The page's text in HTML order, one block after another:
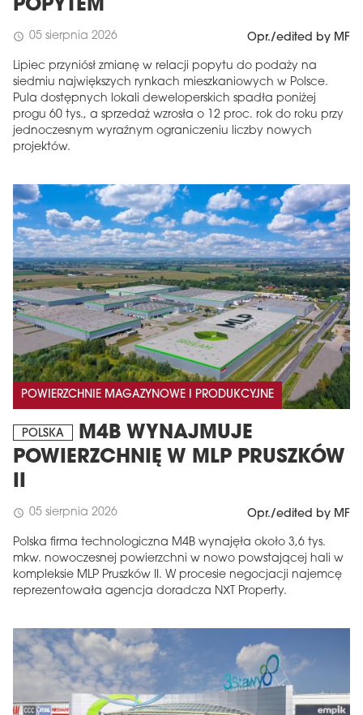
POPYTEM
schedule 05 sierpnia 2026 Opr./edited by MF
Lipiec przyniósł zmianę w relacji popytu do podaży na
siedmiu największych rynkach mieszkaniowych w Polsce.
Pula dostępnych lokali deweloperskich spadła poniżej
progu 60 tys., a sprzedaż wzrosła o 12 proc. rok do roku przy
jednoczesnym wyraźnym ograniczeniu liczby nowych
projektów.
POWIERZCHNIE MAGAZYNOWE I PRODUKCYJNE
POLSKA
M4B WYNAJMUJE
POWIERZCHNIĘ W MLP PRUSZKÓW
II
schedule 05 sierpnia 2026 Opr./edited by MF
Polska firma technologiczna M4B wynajęła około 3,6 tys.
mkw. nowoczesnej powierzchni w nowo powstającej hali w
kompleksie MLP Pruszków II. W procesie negocjacji najemcę
reprezentowała agencja doradcza NXT Property.